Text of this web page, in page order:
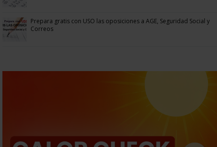
Prepara gratis con USO las oposiciones a AGE, Seguridad Social y
Correos